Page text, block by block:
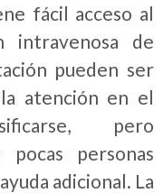
fácil acceso al
intravenosa de
pueden ser
atención en el
pero
personas
adicional. La